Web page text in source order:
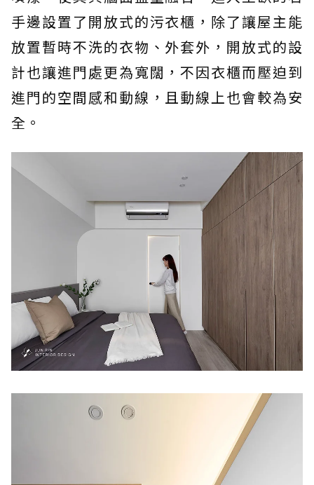
手邊設置了開放式的污衣櫃，除了讓屋主能
放置暫時不洗的衣物、外套外，開放式的設
計也讓進門處更為寬闊，不因衣櫃而壓迫到
進門的空間感和動線，且動線上也會較為安
全。